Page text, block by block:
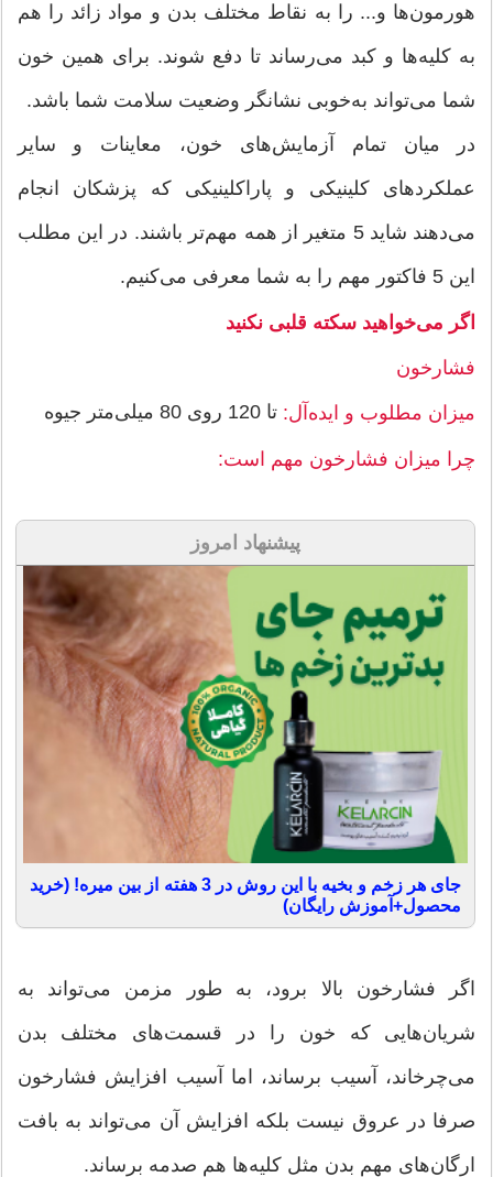
هورمون‌ها و... را به نقاط مختلف بدن و مواد زائد را هم
به كلیه‌ها و كبد می‌رساند تا دفع شوند. برای همین خون
شما می‌تواند به‌خوبی نشانگر وضعیت سلامت شما باشد.
در میان تمام آزمایش‌های خون، معاینات و سایر
عملكردهای كلینیكی و پاراكلینیكی كه پزشكان انجام
می‌دهند شاید 5 متغیر از همه مهم‌تر باشند. در این مطلب
این 5 فاكتور مهم را به شما معرفی می‌كنیم.
اگر می‌خواهید سكته قلبی نكنید
فشارخون
میزان مطلوب و ایده‌آل: تا 120 روی 80 میلی‌متر جیوه
چرا میزان فشارخون مهم است:
پیشنهاد امروز
جای هر زخم و بخیه با این روش در 3 هفته از بین میره! (خرید
محصول+آموزش رایگان)
اگر فشارخون بالا برود، به طور مزمن می‌تواند به
شریان‌هایی كه خون را در قسمت‌های مختلف بدن
می‌چرخاند، آسیب برساند، اما آسیب افزایش فشارخون
صرفا در عروق نیست بلكه افزایش آن می‌تواند به بافت‌
ارگان‌های مهم بدن مثل كلیه‌ها هم صدمه برساند.